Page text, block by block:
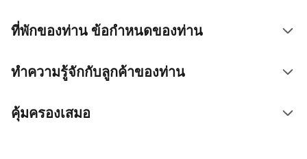
ที่พักของท่าน ข้อกำหนดของท่าน
ทำความรู้จักกับลูกค้าของท่าน
คุ้มครองเสมอ